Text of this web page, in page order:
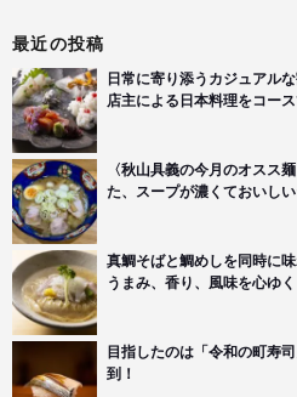
最近の投稿
日常に寄り添うカジュアル
店主による日本料理をコー
〈秋山具義の今月のオスス
た、スープが濃くておいし
真鯛そばと鯛めしを同時に
うまみ、香り、風味を心ゆ
目指したのは「令和の町寿
到！